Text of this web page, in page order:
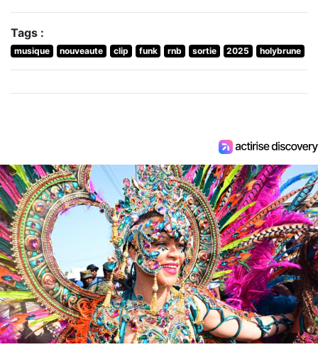
Tags :
musique nouveaute clip funk rnb sortie 2025 holybrune